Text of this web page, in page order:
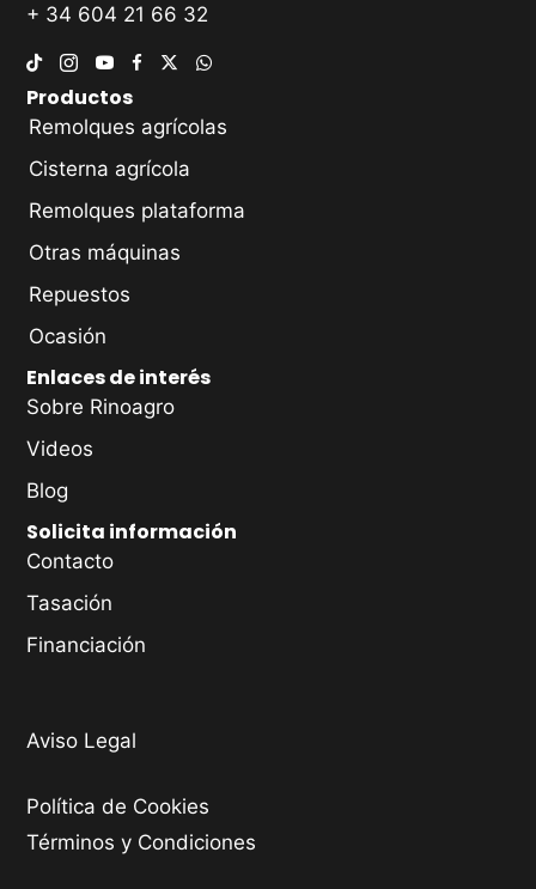
+ 34 604 21 66 32
Productos
Remolques agrícolas
Cisterna agrícola
Remolques plataforma
Otras máquinas
Repuestos
Ocasión
Enlaces de interés
Sobre Rinoagro
Videos
Blog
Solicita información
Contacto
Tasación
Financiación
Aviso Legal
Política de Cookies
Términos y Condiciones